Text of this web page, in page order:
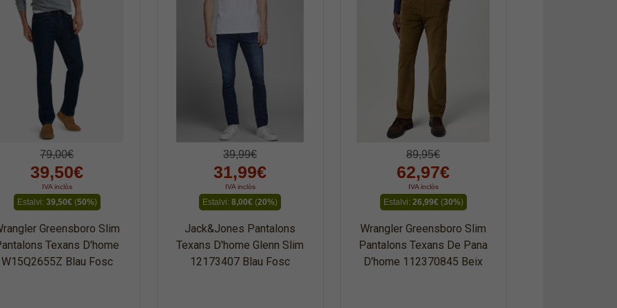
79,00€
39,50€
IVA inclòs
Estalvi: 39,50€(50%)
Greensboro Slim
Texans D'home
W15Q2655Z Blau Fosc
39,99€
31,99€
IVA inclòs
Estalvi: 8,00€ (20%)
Jack&Jones Pantalons
Texans D'home Glenn Slim
12173407 Blau Fosc
89,95€
62,97€
IVA inclòs
Estalvi: 26,99€(30%)
Wrangler Greensboro Slim
Pantalons Texans De Pana
D'home 112370845 Beix